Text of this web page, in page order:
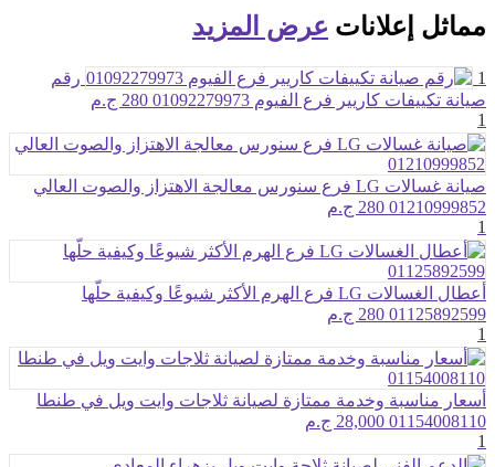
مماثل إعلانات عرض المزيد
1
رقم
صيانة تكييفات كاريير فرع الفيوم 01092279973
280 ج.م
1
صيانة غسالات LG فرع سنورس معالجة الاهتزاز والصوت العالي
01210999852 280 ج.م
1
أعطال الغسالات LG فرع الهرم الأكثر شيوعًا وكيفية حلّها
01125892599 280 ج.م
1
أسعار مناسبة وخدمة ممتازة لصيانة ثلاجات وايت ويل في طنطا
01154008110 28,000 ج.م
1